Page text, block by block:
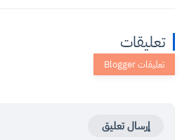
تعليقات
إرسال تعليق